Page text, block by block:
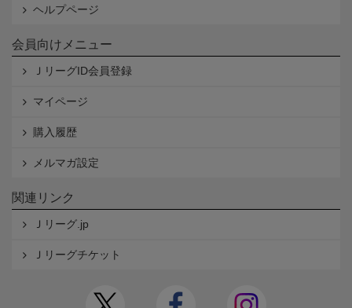
ヘルプページ
会員向けメニュー
ＪリーグID会員登録
マイページ
購入履歴
メルマガ設定
関連リンク
Ｊリーグ.jp
Ｊリーグチケット